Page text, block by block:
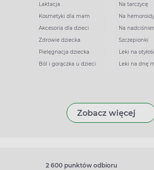
Laktacja
Kosmetyki dla mam
Akcesoria dla dzieci
Zdrowie dziecka
Pielęgnacja dziecka
Ból i gorączka u dzieci
Na tarczycę
Na hemoroidy
Na
Szczepionki
Leki na
Leki na dnę
Zobacz więcej
2 600 punktów odbioru